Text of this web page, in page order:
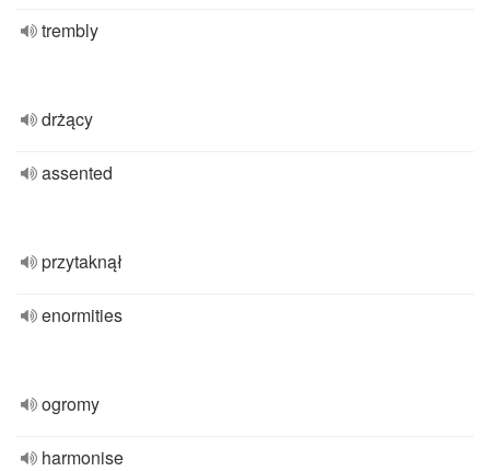
trembly
drżący
assented
przytaknął
enormities
ogromy
harmonise